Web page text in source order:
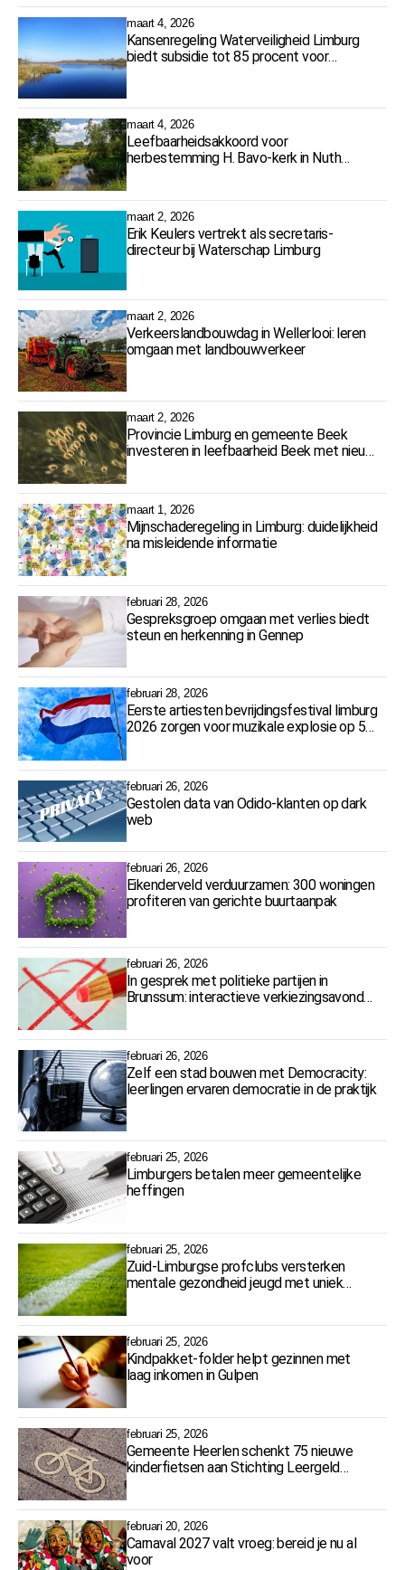
maart 4, 2026
Kansenregeling Waterveiligheid Limburg
biedt subsidie tot 85 procent voor
maart 4, 2026
Leefbaarheidsakkoord voor
herbestemming H. Bavo-kerk in Nuth
maart 2, 2026
Erik Keulers vertrekt als secretaris-
directeur bij Waterschap Limburg
maart 2, 2026
Verkeerslandbouwdag in Wellerlooi: leren
omgaan met landbouwverkeer
maart 2, 2026
Provincie Limburg en gemeente Beek
investeren in leefbaarheid Beek met nieuw
maart 1, 2026
Mijnschaderegeling in Limburg: duidelijkheid
na misleidende informatie
februari 28, 2026
Gespreksgroep omgaan met verlies biedt
steun en herkenning in Gennep
februari 28, 2026
Eerste artiesten bevrijdingsfestival limburg
2026 zorgen voor muzikale explosie op 5
februari 26, 2026
Gestolen data van Odido-klanten op dark
web
februari 26, 2026
Eikenderveld verduurzamen: 300 woningen
profiteren van gerichte buurtaanpak
februari 26, 2026
In gesprek met politieke partijen in
Brunssum: interactieve verkiezingsavond
februari 26, 2026
Zelf een stad bouwen met Democracity:
leerlingen ervaren democratie in de praktijk
februari 25, 2026
Limburgers betalen meer gemeentelijke
heffingen
februari 25, 2026
Zuid-Limburgse profclubs versterken
mentale gezondheid jeugd met uniek
februari 25, 2026
Kindpakket-folder helpt gezinnen met
laag inkomen in Gulpen
februari 25, 2026
Gemeente Heerlen schenkt 75 nieuwe
kinderfietsen aan Stichting Leergeld
februari 20, 2026
Carnaval 2027 valt vroeg: bereid je nu al
voor